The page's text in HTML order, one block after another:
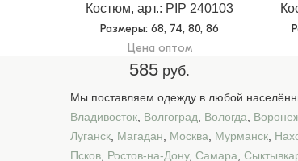
Костюм, арт.: PIP 240103
Размеры: 68, 74, 80, 86
Цена оптом
585 руб.
Мы поставляем одежду в любой
Владивосток Волгоград Вологда
Луганск Магадан Москва Мурманск
Псков Ростов-на-Дону, Самара